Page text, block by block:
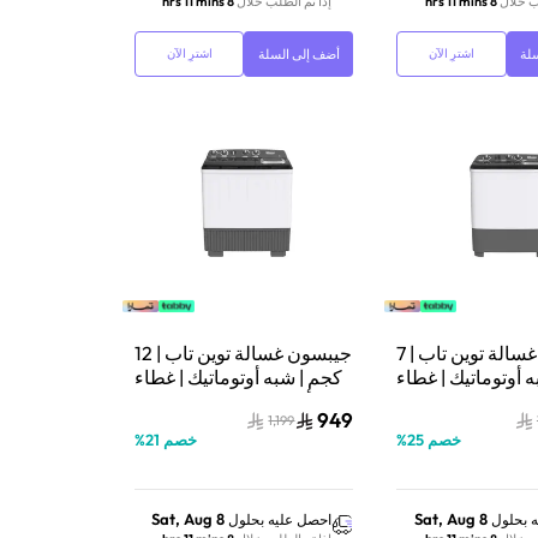
اشترِ الآن أضف إلى السلة اشترِ الآن
جيبسون غسالة توين تاب | 7
أوتوماتيك | غطاء
خصم 25
%
بحلول Sat, Aug 8
جيبسون غسالة توين تاب | 12
كجم | شبه أوتوماتيك | غطاء
949
1,199
خصم 21
%
احصل عليه بحلول Sat, Aug 8